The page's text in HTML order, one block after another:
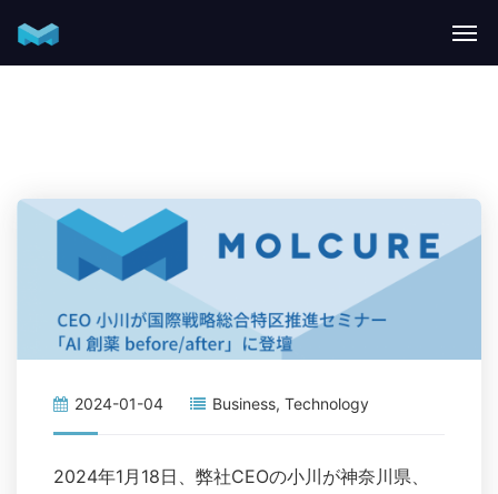
2024-01-04 Business, Technology
2024年1月18日、弊社CEOの小川が神奈川県、